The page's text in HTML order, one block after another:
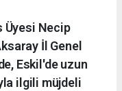
Üyesi Necip
İl Genel
Eskil'de uzun
ilgili müjdeli